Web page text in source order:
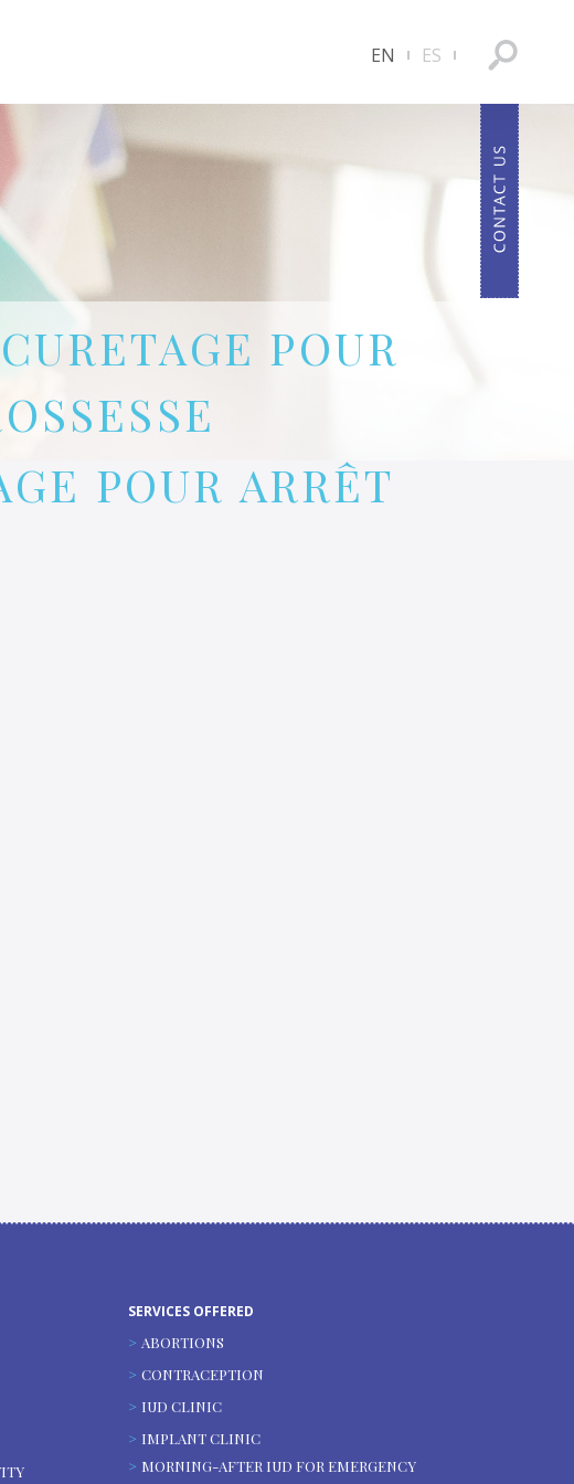
EN ES
POUR
POUR ARRÊT
SERVICES OFFERED
ABORTIONS
CONTRACEPTION
IUD CLINIC
IMPLANT CLINIC
MORNING-AFTER IUD FOR EMERGENCY